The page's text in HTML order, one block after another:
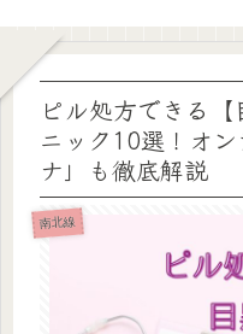
ピル処方できる
ニック10選！オ
ナ」も徹底解説
南北線